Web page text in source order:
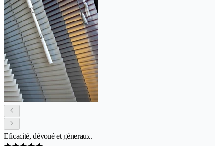
Eficacité, dévoué et géneraux.